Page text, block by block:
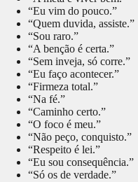
“Eu vim do pouco.”
“Quem duvida, assiste.”
“Sou raro.”
“A benção é certa.”
“Sem inveja, só corre.”
“Eu faço acontecer.”
“Firmeza total.”
“Na fé.”
“Caminho certo.”
“O foco é meu.”
“Não peço, conquisto.”
“Respeito é lei.”
“Eu sou consequência.”
“Só os de verdade.”